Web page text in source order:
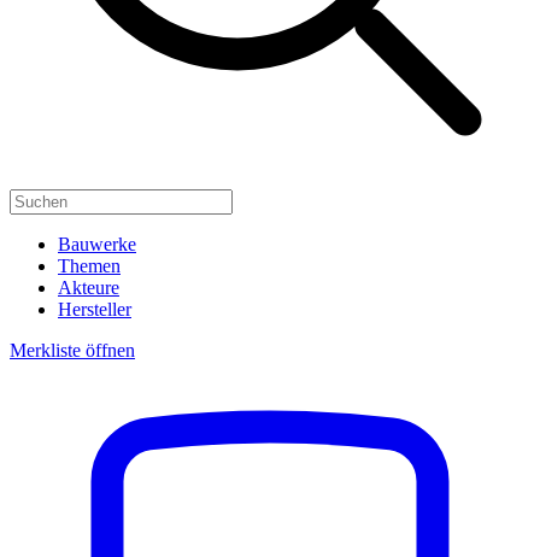
Bauwerke
Themen
Akteure
Hersteller
Merkliste öffnen